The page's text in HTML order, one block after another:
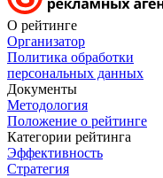
О рейтинге
Организатор
Политика обработки
персональных данных
Документы
Методология
Положение о рейтинге
Категории рейтинга
Эффективность
Стратегия